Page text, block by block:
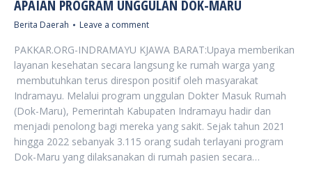
APAIAN PROGRAM UNGGULAN DOK-MARU
Berita Daerah Leave a comment
PAKKAR.ORG-INDRAMAYU KJAWA BARAT:Upaya memberikan
layanan kesehatan secara langsung ke rumah warga yang
membutuhkan terus direspon positif oleh masyarakat
Indramayu. Melalui program unggulan Dokter Masuk Rumah
(Dok-Maru), Pemerintah Kabupaten Indramayu hadir dan
menjadi penolong bagi mereka yang sakit. Sejak tahun 2021
hingga 2022 sebanyak 3.115 orang sudah terlayani program
Dok-Maru yang dilaksanakan di rumah pasien secara…